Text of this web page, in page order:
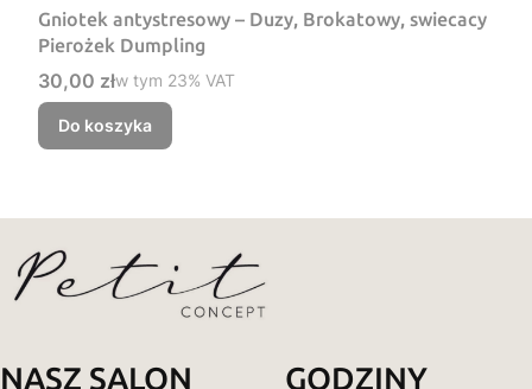
Gniotek antystresowy – Duzy, Brokatowy, swiecacy
Pierożek Dumpling
Cena brutto
30,00 złw tym %s VAT
w tym 23% VAT
Do koszyka
NASZ SALON
GODZINY